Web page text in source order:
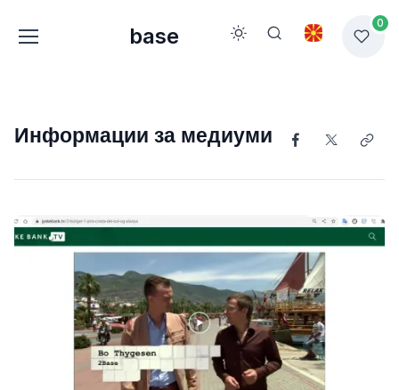
base
0
Информации за медиуми